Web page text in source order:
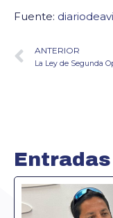
Fuente:
ANTERIOR